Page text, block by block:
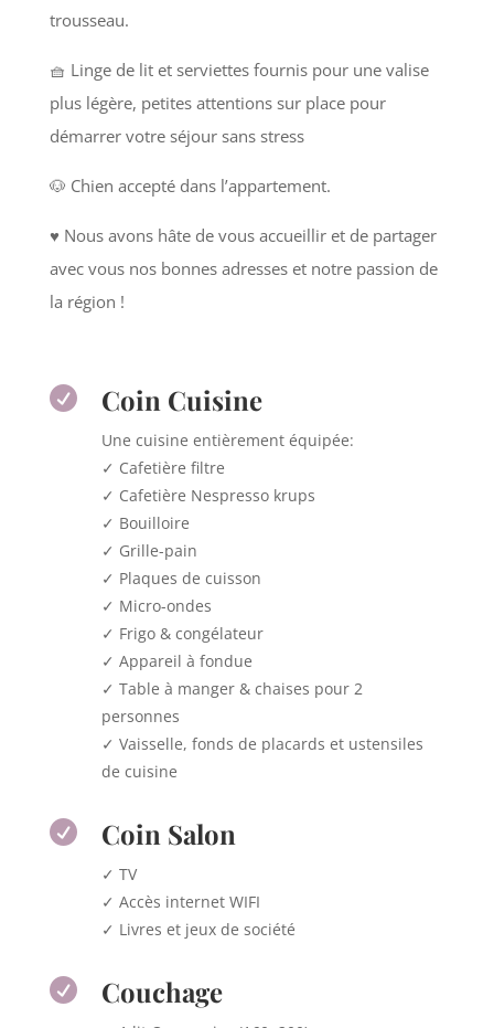
trousseau.
🧺 Linge de lit et serviettes fournis pour une valise
plus légère, petites attentions sur place pour
démarrer votre séjour sans stress
🐶 Chien accepté dans l’appartement.
♥️ Nous avons hâte de vous accueillir et de partager
avec vous nos bonnes adresses et notre passion de
la région !
 Coin Cuisine
Une cuisine entièrement équipée:
✓ Cafetière filtre
✓ Cafetière Nespresso krups
✓ Bouilloire
✓ Grille-pain
✓ Plaques de cuisson
✓ Micro-ondes
✓ Frigo & congélateur
✓ Appareil à fondue
✓ Table à manger & chaises pour 2
personnes
✓ Vaisselle, fonds de placards et ustensiles
de cuisine
 Coin Salon
✓ TV
✓ Accès internet WIFI
✓ Livres et jeux de société
 Couchage